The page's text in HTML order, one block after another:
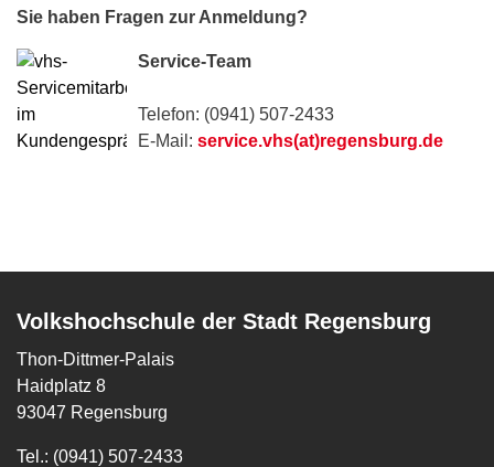
Sie haben Fragen zur Anmeldung?
Service-Team
Telefon: (0941) 507-2433
E-Mail: service.vhs(at)regensburg.de
Volkshochschule der Stadt Regensburg
Thon-Dittmer-Palais
Haidplatz 8
93047 Regensburg
Tel.: (0941) 507-2433